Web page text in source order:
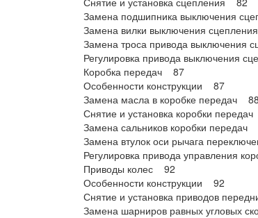
Замена подшипника выключения
Замена вилки выключения
Замена троса привода выключения
Регулировка привода выключения
Коробка передач 87
Особенности конструкции 87
Замена масла в коробке передач 88
Снятие и установка коробки
Замена сальников коробки передач
Замена втулок оси рычага
Регулировка привода управления
Приводы колес 92
Особенности конструкции 92
Снятие и установка приводов
Замена шарниров равных угловых